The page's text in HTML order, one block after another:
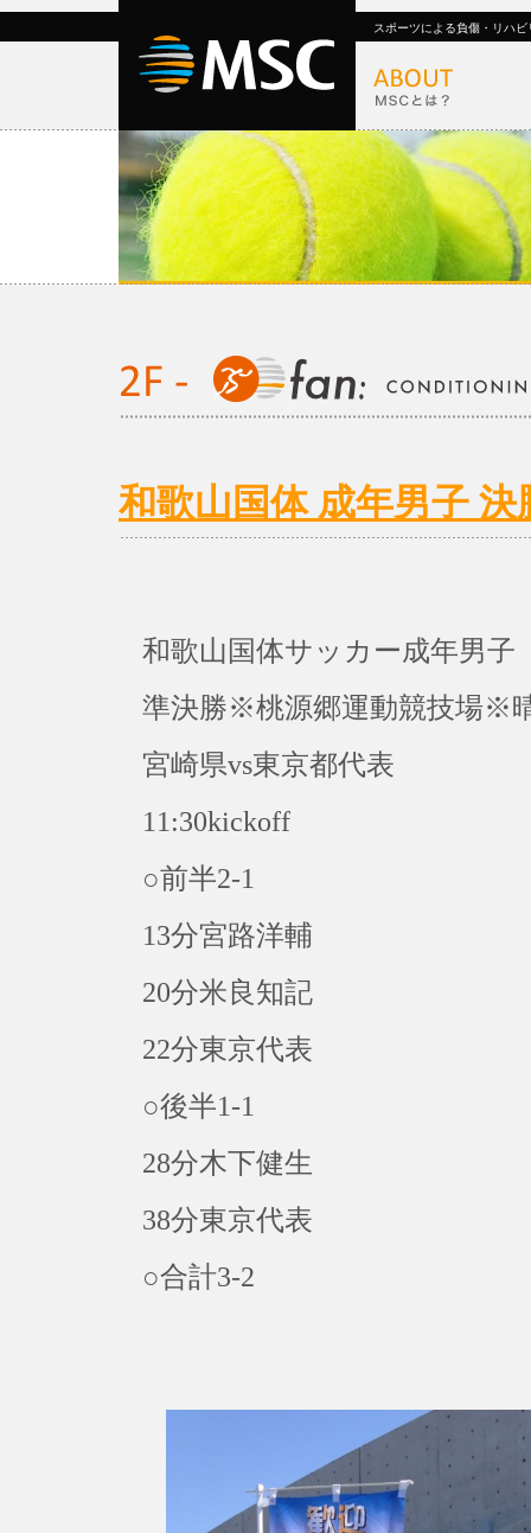
スポーツによる負傷・リハ
和歌山国体 成年男子 決
和歌山国体サッカー成年男子
準決勝※桃源郷運動競技場※
宮崎県vs東京都代表
11:30kickoff
○前半2-1
13分宮路洋輔
20分米良知記
22分東京代表
○後半1-1
28分木下健生
38分東京代表
○合計3-2